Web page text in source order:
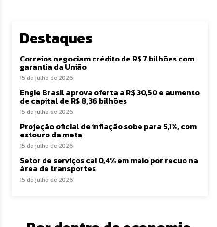
Destaques
Correios negociam crédito de R$ 7 bilhões com
garantia da União
15 de julho de 2026
Engie Brasil aprova oferta a R$ 30,50 e aumento
de capital de R$ 8,36 bilhões
15 de julho de 2026
Projeção oficial de inflação sobe para 5,1%, com
estouro da meta
15 de julho de 2026
Setor de serviços cai 0,4% em maio por recuo na
área de transportes
15 de julho de 2026